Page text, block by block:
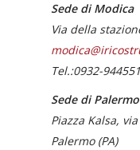
Sede di Modica
Via della
Tel.:0932-
Sede di Palermo
Piazza Kalsa,
Palermo (PA)